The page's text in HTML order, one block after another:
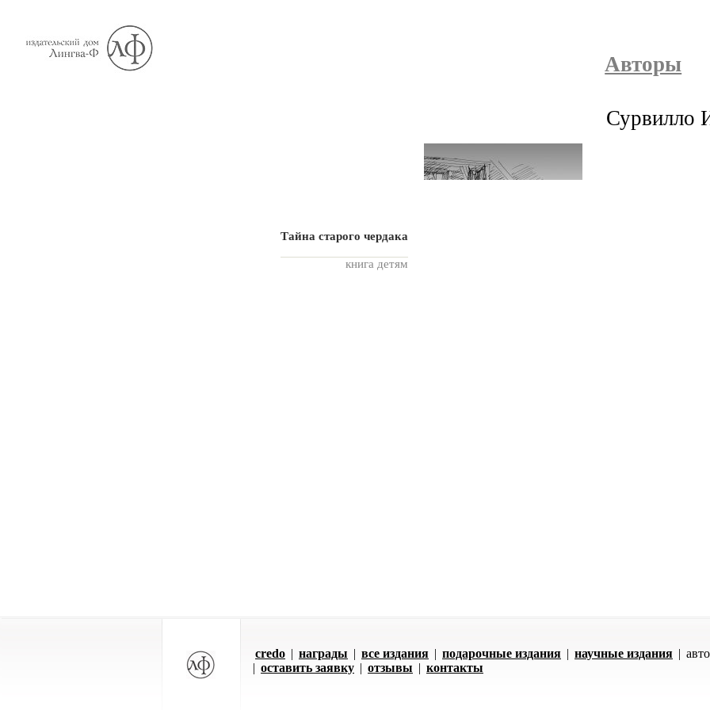
Авторы
Тайна старого чердака
книга детям
Сурвилло
credo | награды | все издания | подарочные издания | научные издания |
| оставить заявку | отзывы | контакты